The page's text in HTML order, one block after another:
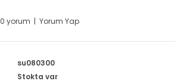
0 yorum | Yorum Yap
su080300
Stokta var